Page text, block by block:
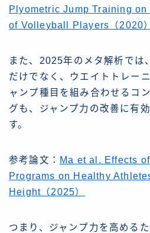
Plyometric Jump Training
of Volleyball Players（2020）
また、2025年のメタ解析では
だけでなく、ウエイトトレー
ャンプ種目を組み合わせるコ
グも、ジャンプ力の改善に有
す。
参考論文： Ma et al. Effects
Programs on Healthy
Height（2025）
つまり、ジャンプ力を高める